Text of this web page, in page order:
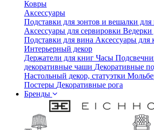
Ковры
Аксессуары
Подставки для зонтов и вешалки
Аксессуары для сервировки Ведерки
Подставки для вина Аксессуары для
Интерьерный декор
Держатели для книг Часы
декоративные чаши Декоративные
Настольный декор, статуэтки
Постеры Декоративные рога
Бренды